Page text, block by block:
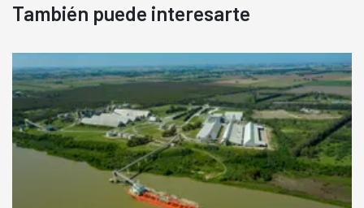
También puede interesarte